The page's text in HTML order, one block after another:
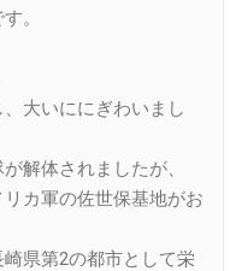
。
大いににぎわいまし
解体されましたが、
カ軍の佐世保基地がお
県第2の都市として栄